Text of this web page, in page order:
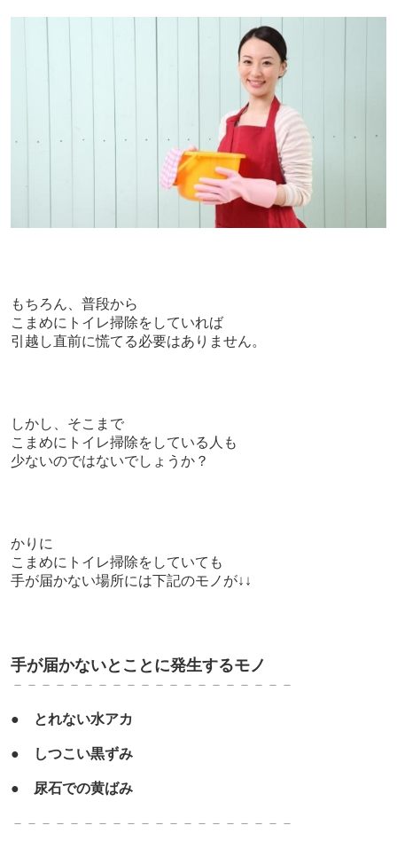
もちろん、普段から
こまめにトイレ掃除をしていれば
引越し直前に慌てる必要はありません。
しかし、 そこまで
こまめにトイレ掃除をしている人も
少ないのではないでしょうか？
かりに
こまめにトイレ掃除をしていても
手が届かない場所には下記のモノが↓↓
手が届かないとことに発生するモノ
－－－－－－－－－－－－－－－－－－－－
● とれない水アカ
● しつこい黒ずみ
● 尿石での黄ばみ
－－－－－－－－－－－－－－－－－－－－